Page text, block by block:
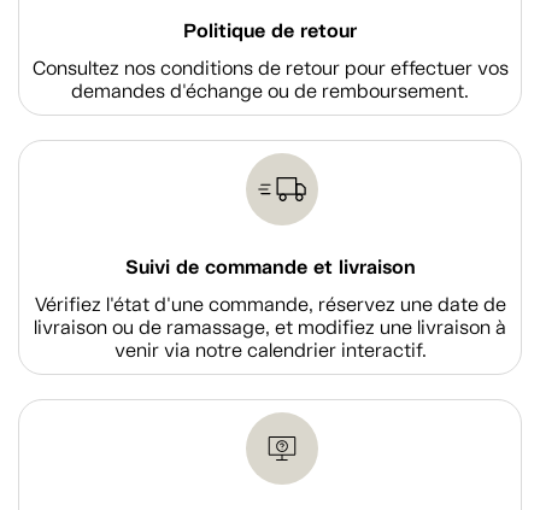
Politique de retour
Consultez nos conditions de retour pour effectuer vos
demandes d'échange ou de remboursement.
Suivi de commande et livraison
Vérifiez l'état d'une commande, réservez une date de
livraison ou de ramassage, et modifiez une livraison à
venir via notre calendrier interactif.